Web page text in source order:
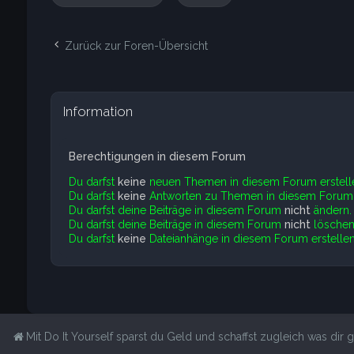
Zurück zur Foren-Übersicht
Information
Berechtigungen in diesem Forum
Du darfst keine neuen Themen in diesem Forum
Du darfst keine Antworten zu Themen in diesem Forum
Du darfst deine Beiträge in diesem Forum nicht ändern.
Du darfst deine Beiträge in diesem Forum nicht löschen.
Du darfst keine Dateianhänge in diesem Forum erstellen.
Mit Do It Yourself sparst du Geld und schaffst zugleich was dir